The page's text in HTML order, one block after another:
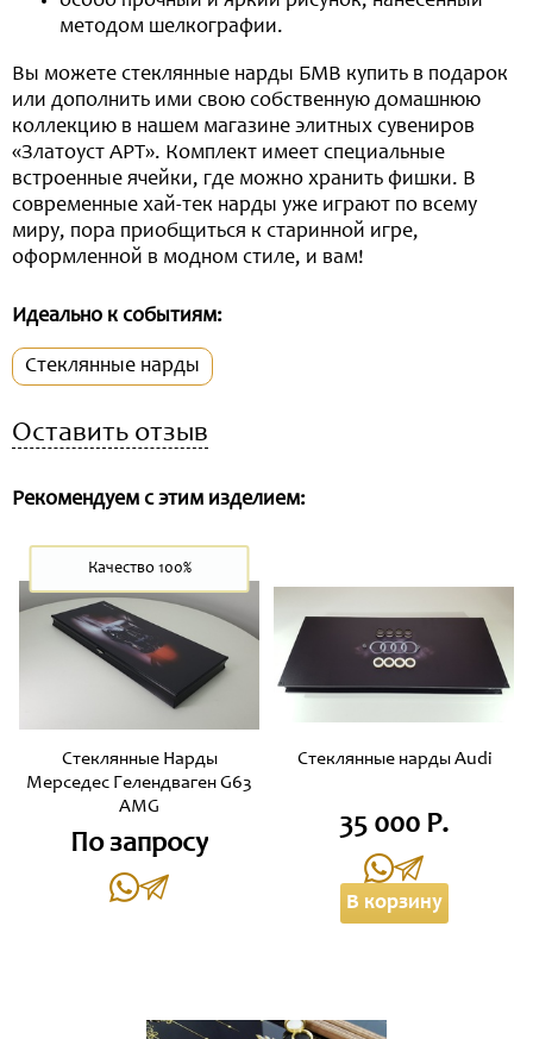
методом шелкографии.
Вы можете стеклянные нарды БМВ купить в подарок
или дополнить ими свою собственную домашнюю
коллекцию в нашем магазине элитных сувениров
«Златоуст АРТ». Комплект имеет специальные
встроенные ячейки, где можно хранить фишки. В
современные хай-тек нарды уже играют по всему
миру, пора приобщиться к старинной игре,
оформленной в модном стиле, и вам!
Идеально к событиям:
Стеклянные нарды
Оставить отзыв
Рекомендуем с этим изделием:
Стеклянные Нарды
Мерседес Гелендваген G63
AMG
Качество 100%
По запросу
Стеклянные нарды Audi
35 000 Р.
В корзину